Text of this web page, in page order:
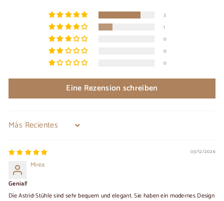
3
1
0
0
0
Eine Rezension schreiben
Sort by
03/12/2026
Mirea
Genial!
Die Astrid-Stühle sind sehr bequem und elegant. Sie haben ein modernes Design